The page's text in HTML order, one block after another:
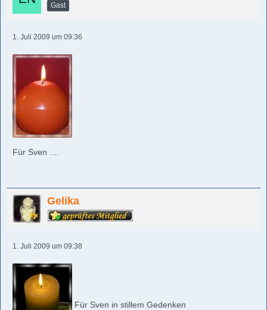
Gast
1. Juli 2009 um 09:36
Für Sven ....
Gelika
1. Juli 2009 um 09:38
Für Sven in stillem Gedenken